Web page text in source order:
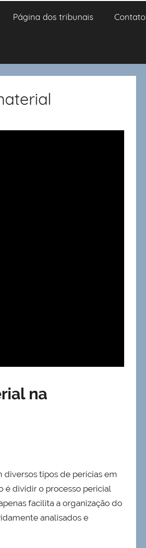
Página dos tribunais Contato
na
tipos de perícias em
é dividir o processo pericial
facilita a organização do
analisados e